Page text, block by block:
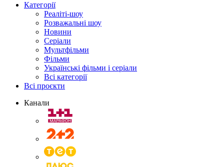
Категорії
Реаліті-шоу
Розважальні шоу
Новини
Серіали
Мультфільми
Фільми
Українські фільми і серіали
Всі категорії
Всі проєкти
Канали